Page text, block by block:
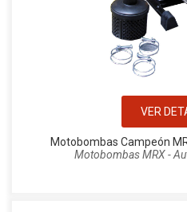
VER
Motobombas Campeón
Motobombas MRX -